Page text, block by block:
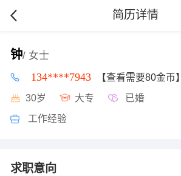
简历详情
钟/ 女士
134****7943 【查看需要80金币】
30岁 大专 已婚
工作经验
求职意向